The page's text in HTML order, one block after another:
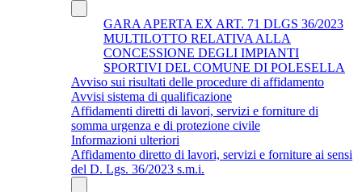
GARA APERTA EX ART. 71 DLGS 36/2023
MULTILOTTO RELATIVA ALLA
CONCESSIONE DEGLI IMPIANTI
SPORTIVI DEL COMUNE DI POLESELLA
Avviso sui risultati delle procedure di affidamento
Avvisi sistema di qualificazione
Affidamenti diretti di lavori, servizi e forniture di
somma urgenza e di protezione civile
Informazioni ulteriori
Affidamento diretto di lavori, servizi e forniture ai sensi
del D. Lgs. 36/2023 s.m.i.